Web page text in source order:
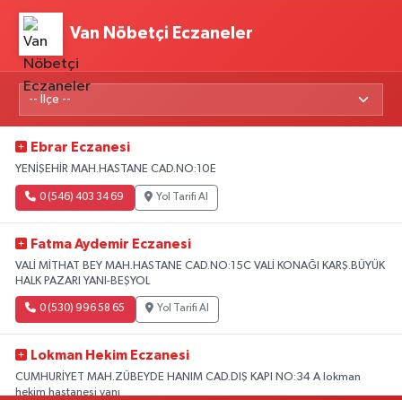
Van Nöbetçi Eczaneler
Ebrar Eczanesi
YENİŞEHİR MAH.HASTANE CAD.NO:10E
0 (546) 403 34 69 Yol Tarifi Al
Fatma Aydemir Eczanesi
VALİ MİTHAT BEY MAH.HASTANE CAD.NO:15C VALİ KONAĞI KARŞ.BÜYÜK
HALK PAZARI YANI-BEŞYOL
0 (530) 996 58 65 Yol Tarifi Al
Lokman Hekim Eczanesi
CUMHURİYET MAH.ZÜBEYDE HANIM CAD.DIŞ KAPI NO:34 A lokman
hekim hastanesi yanı